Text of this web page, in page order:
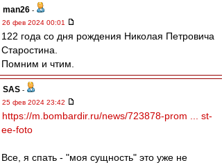
man26 -
26 фев 2024 00:01
122 года со дня рождения Николая Петровича
Старостина.
Помним и чтим.
SAS -
25 фев 2024 23:42
https://m.bombardir.ru/news/723878-prom ... st-
ee-foto
Все, я спать - "моя сущность" это уже не